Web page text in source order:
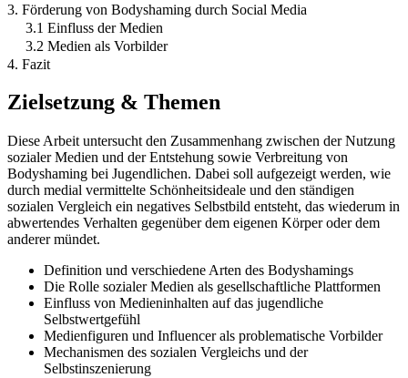
3. Förderung von Bodyshaming durch Social Media
3.1 Einfluss der Medien
3.2 Medien als Vorbilder
4. Fazit
Zielsetzung & Themen
Diese Arbeit untersucht den Zusammenhang zwischen der Nutzung
sozialer Medien und der Entstehung sowie Verbreitung von
Bodyshaming bei Jugendlichen. Dabei soll aufgezeigt werden, wie
durch medial vermittelte Schönheitsideale und den ständigen
sozialen Vergleich ein negatives Selbstbild entsteht, das wiederum in
abwertendes Verhalten gegenüber dem eigenen Körper oder dem
anderer mündet.
Definition und verschiedene Arten des Bodyshamings
Die Rolle sozialer Medien als gesellschaftliche Plattformen
Einfluss von Medieninhalten auf das jugendliche
Selbstwertgefühl
Medienfiguren und Influencer als problematische Vorbilder
Mechanismen des sozialen Vergleichs und der
Selbstinszenierung